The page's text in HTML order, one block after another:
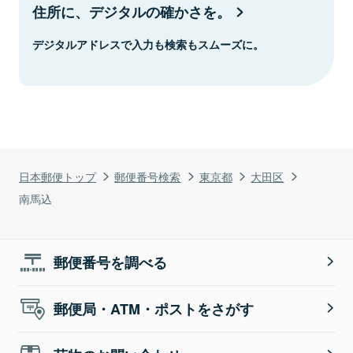
日本郵便トップ 郵便番号検索 東京都
大田区
南馬込
住所に、デジタルの確かさを。
デジタルアドレスで入力も検索もスムーズに。
郵便番号を調べる
郵便局・ATM・ポストをさがす